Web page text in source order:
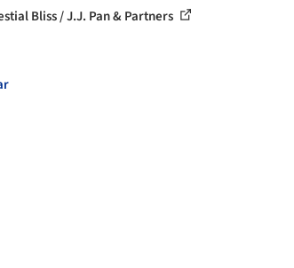
Bliss / J.J. Pan & Partners